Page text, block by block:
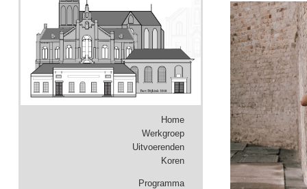
Home
Werkgroep
Uitvoerenden
Koren
Programma